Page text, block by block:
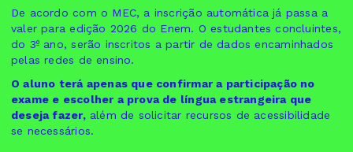
De acordo com o MEC, a inscrição automática já passa a
valer para edição 2026 do Enem. O estudantes concluintes,
do 3º ano, serão inscritos a partir de dados encaminhados
pelas redes de ensino.
O aluno terá apenas que confirmar a participação no
exame e escolher a prova de língua estrangeira que
deseja fazer,além de solicitar recursos de acessibilidade
se necessários.